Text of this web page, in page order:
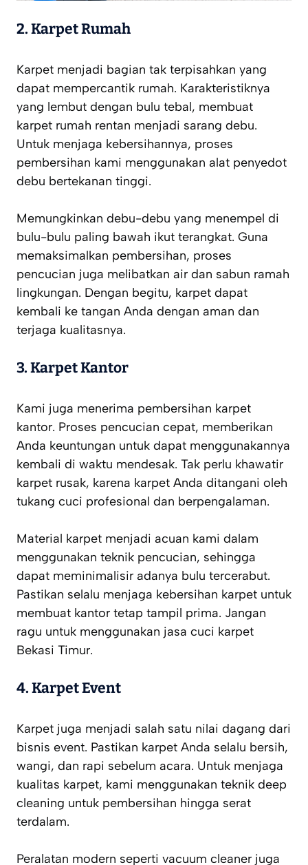
2. Karpet Rumah
Karpet menjadi bagian tak terpisahkan yang
dapat mempercantik rumah. Karakteristiknya
yang lembut dengan bulu tebal, membuat
karpet rumah rentan menjadi sarang debu.
Untuk menjaga kebersihannya, proses
pembersihan kami menggunakan alat penyedot
debu bertekanan tinggi.
Memungkinkan debu-debu yang menempel di
bulu-bulu paling bawah ikut terangkat. Guna
memaksimalkan pembersihan, proses
pencucian juga melibatkan air dan sabun ramah
lingkungan. Dengan begitu, karpet dapat
kembali ke tangan Anda dengan aman dan
terjaga kualitasnya.
3. Karpet Kantor
Kami juga menerima pembersihan karpet
kantor. Proses pencucian cepat, memberikan
Anda keuntungan untuk dapat menggunakannya
kembali di waktu mendesak. Tak perlu khawatir
karpet rusak, karena karpet Anda ditangani oleh
tukang cuci profesional dan berpengalaman.
Material karpet menjadi acuan kami dalam
menggunakan teknik pencucian, sehingga
dapat meminimalisir adanya bulu tercerabut.
Pastikan selalu menjaga kebersihan karpet untuk
membuat kantor tetap tampil prima. Jangan
ragu untuk menggunakan jasa cuci karpet
Bekasi Timur.
4. Karpet Event
Karpet juga menjadi salah satu nilai dagang dari
bisnis event. Pastikan karpet Anda selalu bersih,
wangi, dan rapi sebelum acara. Untuk menjaga
kualitas karpet, kami menggunakan teknik deep
cleaning untuk pembersihan hingga serat
terdalam.
Peralatan modern seperti vacuum cleaner juga